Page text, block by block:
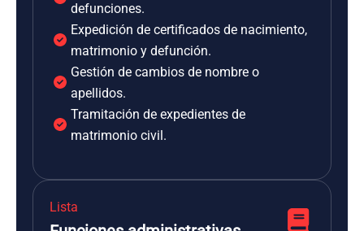
defunciones.
Expedición de certificados de nacimiento,
matrimonio y defunción.
Gestión de cambios de nombre o
apellidos.
Tramitación de expedientes de
matrimonio civil.
Lista